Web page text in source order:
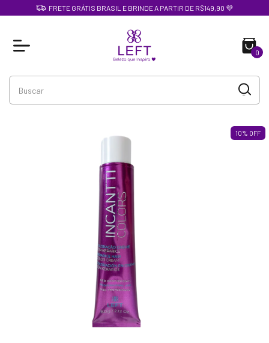
FRETE GRÁTIS BRASIL E BRINDE A PARTIR DE R$149,90 💜
0
10% OFF